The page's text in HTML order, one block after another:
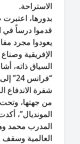
اعتبرت صحيفة
درساً في الواقعية
مجرد مفاجأة
وصناع القرار
“فرانس 24” إلى أن
الاندفاع البدني
جهتها، وتحت عنوان
أكدت صحيفة
محمد وهبي
وسقف طموحاتهم